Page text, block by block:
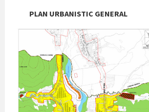
PLAN URBANISTIC GENERAL